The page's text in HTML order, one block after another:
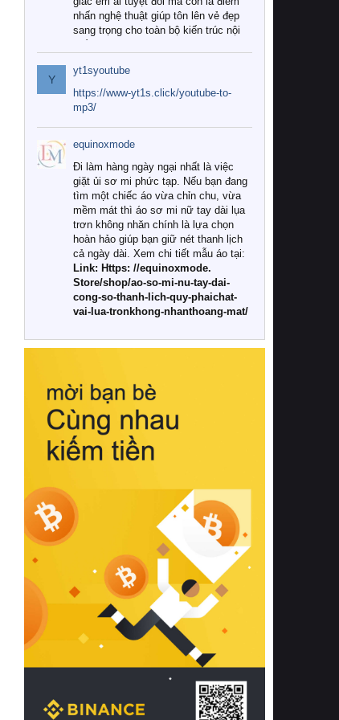
nhấn nghệ thuật giúp tôn lên vẻ đẹp
sang trọng cho toàn bộ kiến trúc nội
Tuy nhiên, giữa thị trường đa dạng
với vô vàn thương hiệu và mẫu mã
như hiện nay, làm thế nào để chọn
được những bộ chăn ga gối đệm cao
cấp thực sự chất lượng, phù hợp với
khí hậu và nhu cầu sử dụng của gia
đình? Hãy cùng chúng tôi đi tìm lời
giải đáp chi tiết qua bài viết dưới đây.
1. Tại sao các gia đình hiện đại lại ưa
chuộng chăn ga gối đệm cao cấp?
Khác với các dòng sản phẩm thông
thường, những bộ chăn ga gối đệm
cao cấp trải qua quy trình sản xuất
nghiêm ngặt từ khâu chọn lọc nguyên
liệu tự nhiên đến công nghệ dệt
nhuộm hiện đại không chứa hóa chất
này, bạn sẽ cảm nhận rõ rệt sự khác
hồi chuẩn xác của phần đệm nâng đỡ
cột sống.
Bên cạnh đó, việc lựa chọn các dòng
sản phẩm đạt chuẩn chất lượng quốc
tế còn giúp ngăn ngừa tình trạng kích
khuẩn và nấm mốc trong điều kiện
thời tiết nóng ẩm. Bạn có thể tìm hiểu
thêm các nghiên cứu khoa học về tác
động của giấc ngủ và môi trường
phòng ngủ đối với sức khỏe con
người tại Sleep Foundation (External
Link) để có cái nhìn toàn diện hơn.
2. Các tiêu chí vàng khi lựa chọn
chăn ga gối đệm cao cấp cho phòng
ngủ
Để sở hữu một bộ chăn ga gối đệm
cao cấp hoàn hảo cả về thẩm mỹ lẫn
công năng, người tiêu dùng cần cân
nhắc kỹ lưỡng các tiêu chí quan trọng
Y
yt1syoutube
https://www-yt1s.click/youtube-to-
mp3/
equinoxmode
Đi làm hàng ngày ngại nhất là việc
giặt ủi sơ mi phức tạp. Nếu bạn đang
tìm một chiếc áo vừa chỉn chu, vừa
mềm mát thì áo sơ mi nữ tay dài lụa
trơn không nhăn chính là lựa chọn
hoàn hảo giúp bạn giữ nét thanh lịch
cả ngày dài. Xem chi tiết mẫu áo tại:
Link: Https: //equinoxmode.
Store/shop/ao-so-mi-nu-tay-dai-
cong-so-thanh-lich-quy-phaichat-
vai-lua-tronkhong-nhanthoang-mat/